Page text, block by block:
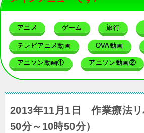
アニメ ゲーム 旅行
テレビアニメ動画 OVA動画
アニソン動画① アニソン動画②
2013年11月1日 作業療法リ
50分～10時50分）